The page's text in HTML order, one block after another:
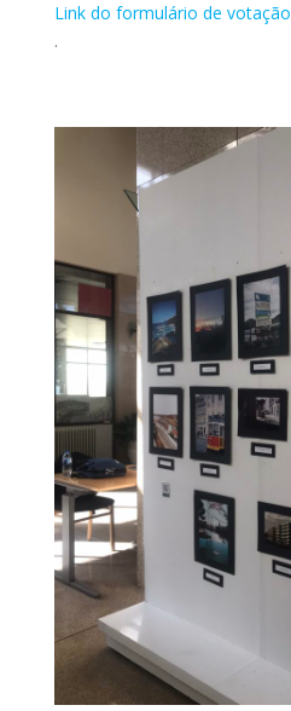
Link do formulário de votação
.